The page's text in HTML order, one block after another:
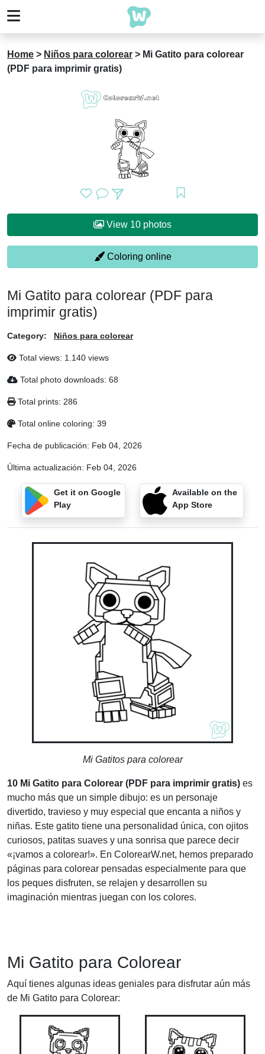
Home > Niños para colorear > Mi Gatito para colorear
(PDF para imprimir gratis)
View 10 photos
Coloring online
Mi Gatito para colorear (PDF para
imprimir gratis)
Category: Niños para colorear
Total views: 1.140 views
Total photo downloads: 68
Total prints: 286
Total online coloring: 39
Fecha de publicación: Feb 04, 2026
Última actualización: Feb 04, 2026
Get it on Google
Play
Available on the
App Store
Mi Gatitos para colorear
10 Mi Gatito para Colorear (PDF para imprimir gratis) es
mucho más que un simple dibujo: es un personaje
divertido, travieso y muy especial que encanta a niños y
niñas. Este gatito tiene una personalidad única, con ojitos
curiosos, patitas suaves y una sonrisa que parece decir
«¡vamos a colorear!». En ColorearW.net, hemos preparado
páginas para colorear pensadas especialmente para que
los peques disfruten, se relajen y desarrollen su
imaginación mientras juegan con los colores.
Mi Gatito para Colorear
Aquí tienes algunas ideas geniales para disfrutar aún más
de Mi Gatito para Colorear: